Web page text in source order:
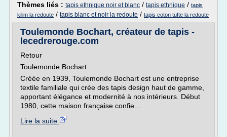
Thèmes liés : tapis ethnique noir et blanc / tapis ethnique / tapis
kilim la redoute / tapis blanc et noir la redoute / tapis coton tufte la redoute
Toulemonde Bochart, créateur de tapis -
lecedrerouge.com
Retour
Toulemonde Bochart
Créée en 1939, Toulemonde Bochart est une entreprise
textile familiale qui crée des tapis design haut de gamme,
apportant élégance et modernité à nos intérieurs. Début
1980, cette maison française confie...
Lire la suite